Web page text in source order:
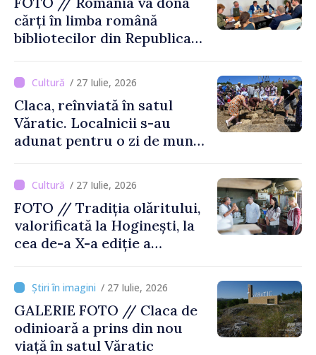
cărți în limba română
bibliotecilor din Republica
/ 27 Iulie, 2026
Claca, reînviată în satul
Văratic. Localnicii s-au
adunat pentru o zi de muncă
/ 27 Iulie, 2026
FOTO // Tradiția olăritului,
valorificată la Hoginești, la
cea de-a X-a ediție a
Vasile Gonciari”
/ 27 Iulie, 2026
GALERIE FOTO // Claca de
odinioară a prins din nou
viață în satul Văratic